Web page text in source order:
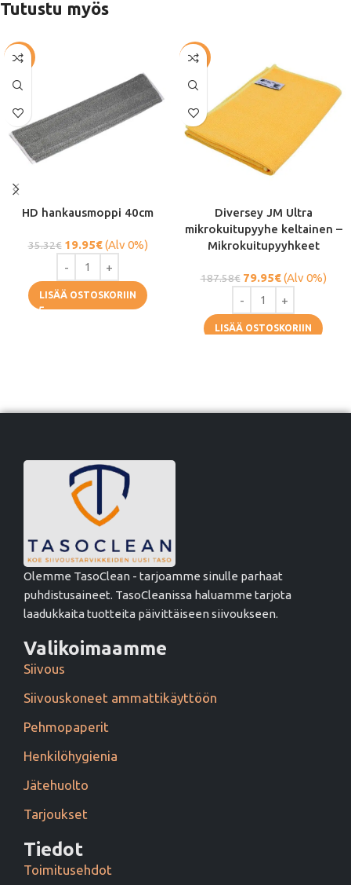
Tutustu myös
-44%
HD hankausmoppi 40cm
35.32€ 19.95€(Alv 0%)
LISÄÄ OSTOSKORIIN
-57%
Diversey JM Ultra
mikrokuitupyyhe keltainen –
Mikrokuitupyyhkeet
187.58€ 79.95€(Alv 0%)
LISÄÄ OSTOSKORIIN
Olemme TasoClean - tarjoamme sinulle parhaat
puhdistusaineet. TasoCleanissa haluamme tarjota
laadukkaita tuotteita päivittäiseen siivoukseen.
Valikoimaamme
Siivous
Siivouskoneet ammattikäyttöön
Pehmopaperit
Henkilöhygienia
Jätehuolto
Tarjoukset
Tiedot
Toimitusehdot